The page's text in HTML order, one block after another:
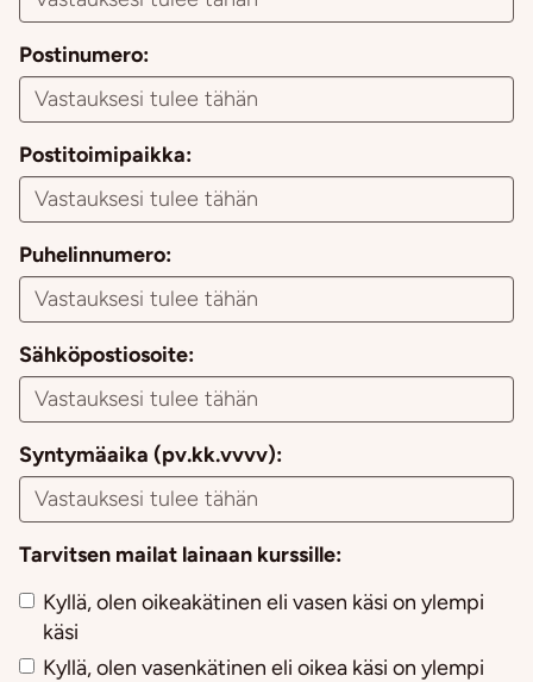
Postinumero:
Postitoimipaikka:
Puhelinnumero:
Sähköpostiosoite:
Syntymäaika (pv.kk.vvvv):
Tarvitsen mailat lainaan kurssille:
Kyllä, olen oikeakätinen eli vasen käsi on ylempi
käsi
Kyllä, olen vasenkätinen eli oikea käsi on ylempi